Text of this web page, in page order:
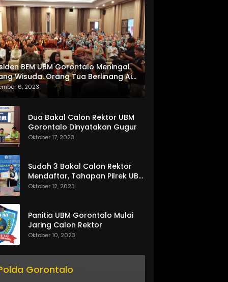
BEM UBM Gorontalo Meningal
Wisuda. Orang Tua Berlinang Air
Menerima SKL dan Pemasangan
6, 2023
Dua Bakal Calon Rektor UBM
Gorontalo Dinyatakan Gugur
Oktober 17, 2023
Sudah 3 Bakal Calon Rektor
Mendaftar, Tahapan Pilrek UBM
Gorontalo Makin Seru
Oktober 12, 2023
Panitia UBM Gorontalo Mulai
Jaring Calon Rektor
Oktober 10, 2023
Gorontalo